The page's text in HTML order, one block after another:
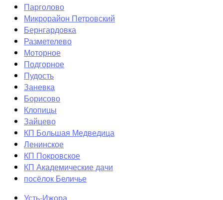
Парголово
Микрорайон Петровский
Бернгардовка
Разметелево
Моторное
Подгорное
Пудость
Заневка
Борисово
Клопицы
Зайцево
КП Большая Медведица
Ленинское
КП Покровское
КП Академические дачи
посёлок Беличье
Усть-Ижора